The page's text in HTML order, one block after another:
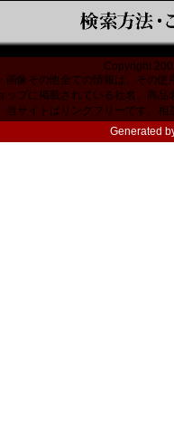
Copyright
画像その他全ての情報は、その
ップに掲載されている社名、商
当サイトはリンクフリーです。相
Generated